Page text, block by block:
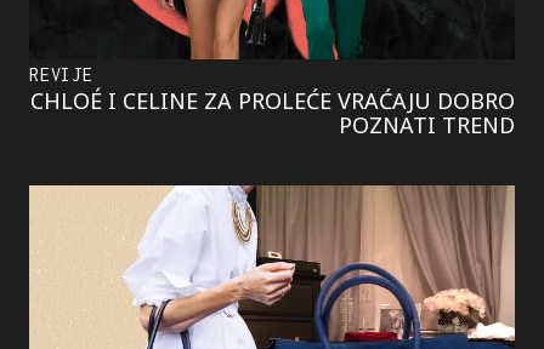
REVIJE
CHLOÉ I CELINE ZA PROLEĆE VRAĆAJU DOBRO
POZNATI TREND